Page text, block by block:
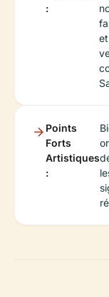
:
Points
Forts
Artistiques
: